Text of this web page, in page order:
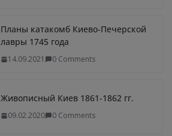
Планы катакомб Киево-Печерской
лавры 1745 года
14.09.2021 0 Comments
Живописный Киев 1861-1862 гг.
09.02.2020 0 Comments